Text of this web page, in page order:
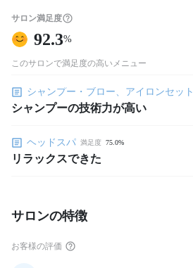
サロン満足度
92.3%
このサロンで満足度の高いメニュー
シャンプー・ブロー、アイロンセット
シャンプーの技術力が高い
ヘッドスパ 満足度 75.0%
リラックスできた
サロンの特徴
お客様の評価